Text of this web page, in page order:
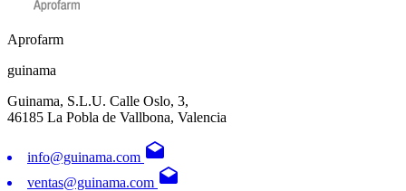
Aprofarm
guinama
Guinama, S.L.U. Calle Oslo, 3,
46185 La Pobla de Vallbona, Valencia
info@guinama.com drafts
ventas@guinama.com drafts